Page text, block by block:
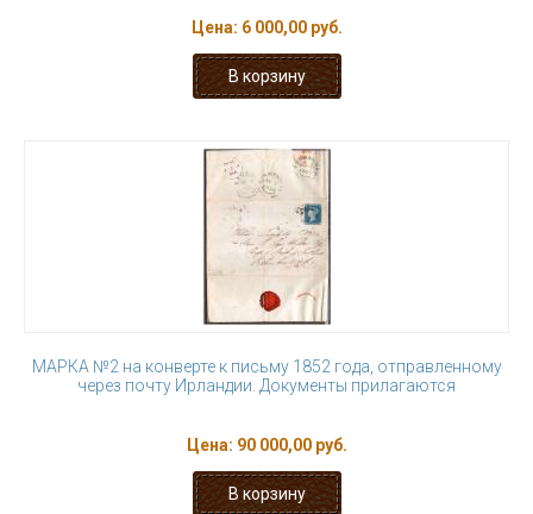
Цена: 6 000,00 руб.
МАРКА №2 на конверте к письму 1852 года, отправленному
через почту Ирландии. Документы прилагаются
Цена: 90 000,00 руб.